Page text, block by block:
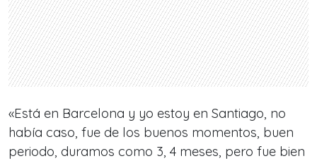
«Está en Barcelona y yo estoy en Santiago, no
había caso, fue de los buenos momentos, buen
periodo, duramos como 3, 4 meses, pero fue bien